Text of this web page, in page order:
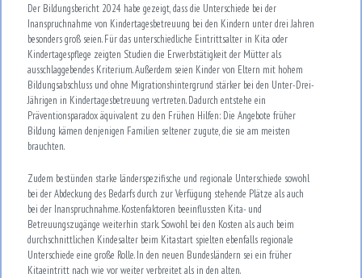
Der Bildungsbericht 2024 habe gezeigt, dass die Unterschiede bei der
Inanspruchnahme von Kindertagesbetreuung bei den Kindern unter drei Jahren
besonders groß seien. Für das unterschiedliche Eintrittsalter in Kita oder
Kindertagespflege zeigten Studien die Erwerbstätigkeit der Mütter als
ausschlaggebendes Kriterium. Außerdem seien Kinder von Eltern mit hohem
Bildungsabschluss und ohne Migrationshintergrund stärker bei den Unter-Drei-
Jährigen in Kindertagesbetreuung vertreten. Dadurch entstehe ein
Präventionsparadox äquivalent zu den Frühen Hilfen: Die Angebote früher
Bildung kämen denjenigen Familien seltener zugute, die sie am meisten
brauchten.
Zudem bestünden starke länderspezifische und regionale Unterschiede sowohl
bei der Abdeckung des Bedarfs durch zur Verfügung stehende Plätze als auch
bei der Inanspruchnahme. Kostenfaktoren beeinflussten Kita- und
Betreuungszugänge weiterhin stark. Sowohl bei den Kosten als auch beim
durchschnittlichen Kindesalter beim Kitastart spielten ebenfalls regionale
Unterschiede eine große Rolle. In den neuen Bundesländern sei ein früher
Kitaeintritt nach wie vor weiter verbreitet als in den alten.